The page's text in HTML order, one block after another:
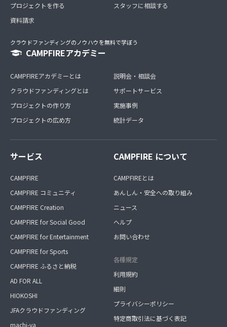
プロジェクトを作る
資料請求
スタッフに相談する
クラウドファンディングのノウハウを無料で学ぼう
CAMPFIREアカデミー
CAMPFIREアカデミーとは
クラウドファンディングとは
プロジェクトの作り方
プロジェクトの広め方
説明会・相談会
サポートサービス
実施事例
統計データ
サービス
CAMPFIRE
CAMPFIRE コミュニティ
CAMPFIRE Creation
CAMPFIRE for Social Good
CAMPFIRE for Entertainment
CAMPFIRE for Sports
CAMPFIRE ふるさと納税
AD FOR ALL
HIOKOSHI
JFAクラウドファンディング
machi-ya
CAMPFIRE について
CAMPFIREとは
あんしん・安全への取り組み
ニュース
ヘルプ
お問い合わせ
各種規定
利用規約
細則
プライバシーポリシー
特定商取引法に基づく表記